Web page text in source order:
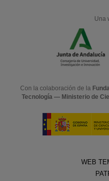
Una
Con la colaboración de la
Tecnología — Ministerio de
WEB